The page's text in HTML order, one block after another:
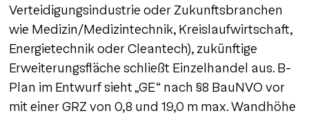
Verteidigungsindustrie oder Zukunftsbranchen
wie Medizin/Medizintechnik, Kreislaufwirtschaft,
Energietechnik oder Cleantech), zukünftige
Erweiterungsfläche schließt Einzelhandel aus. B-
Plan im Entwurf sieht „GE“ nach §8 BauNVO vor
mit einer GRZ von 0,8 und 19,0 m max. Wandhöhe